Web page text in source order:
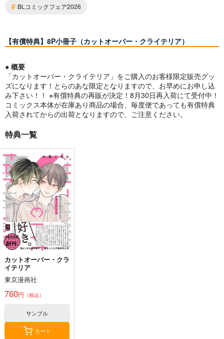
# BLコミックフェア2026
【有償特典】8P小冊子（カットオーバー・クライテリア）
● 概要
「カットオーバー・クライテリア」をご購入のお客様限定販売グッ
ズになります！とらのあな限定となりますので、お早めにお申し込
み下さい！！ ※有償特典の再販が決定！8月30日再入荷にて受付中！
コミックス本体が在庫あり商品の場合、毎度便であっても有償特典
入荷されてからの出荷となりますので、ご注意ください。
特典一覧
カットオーバー・クラ
イテリア
東京漫画社
760円 （税込）
サンプル
カート